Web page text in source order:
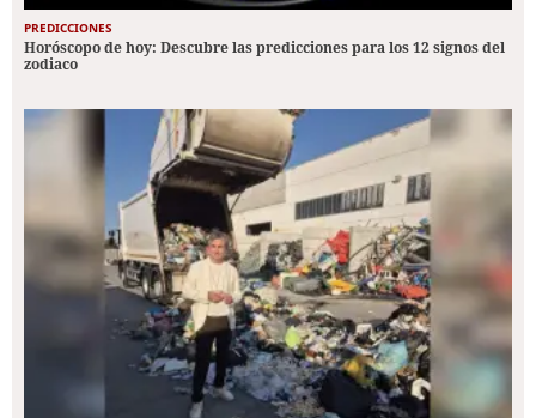
PREDICCIONES
Horóscopo de hoy: Descubre las predicciones para los 12 signos del
zodiaco